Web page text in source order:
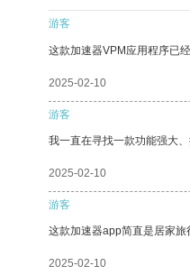
游客
这款加速器VPM应用程序已
2025-02-10
游客
我一直在寻找一款功能强大
2025-02-10
游客
这款加速器app简直是居家旅
2025-02-10